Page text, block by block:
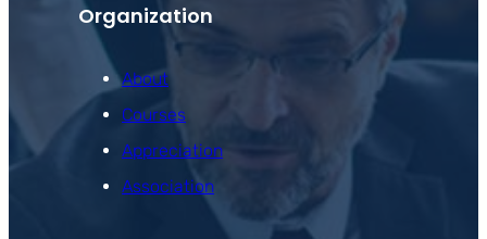
Organization
About
Courses
Appreciation
Association